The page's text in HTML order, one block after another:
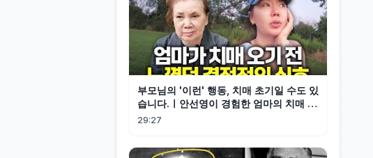
부모님의 '이런' 행동, 치매 초기일 수도 있
습니다.ㅣ안선영이 경험한 엄마의 치매 조
기 신호
29:27